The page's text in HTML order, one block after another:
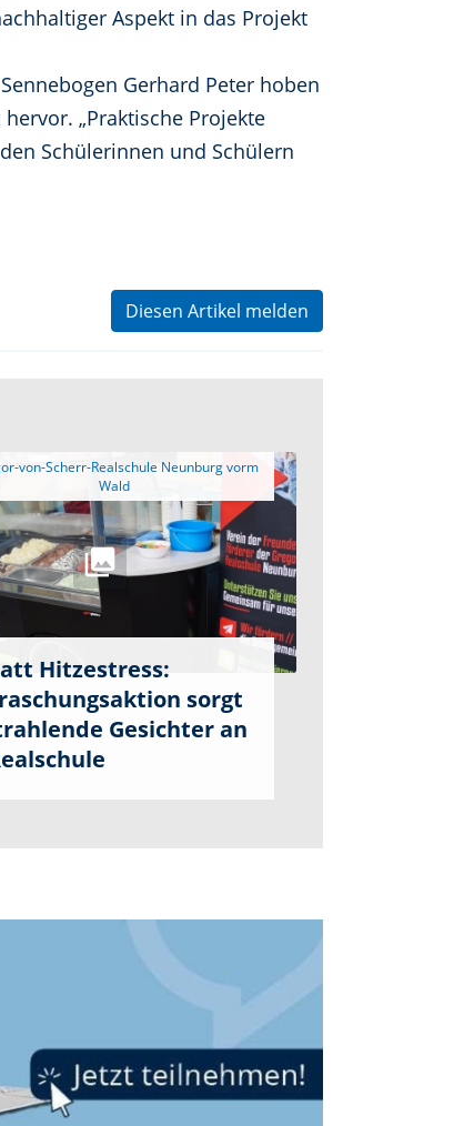
Aspekt in das Projekt
Gerhard Peter hoben
„Praktische Projekte
Schülerinnen und Schülern
Diesen Artikel melden
Wald
Hitzestress:
sorgt
Gesichter an